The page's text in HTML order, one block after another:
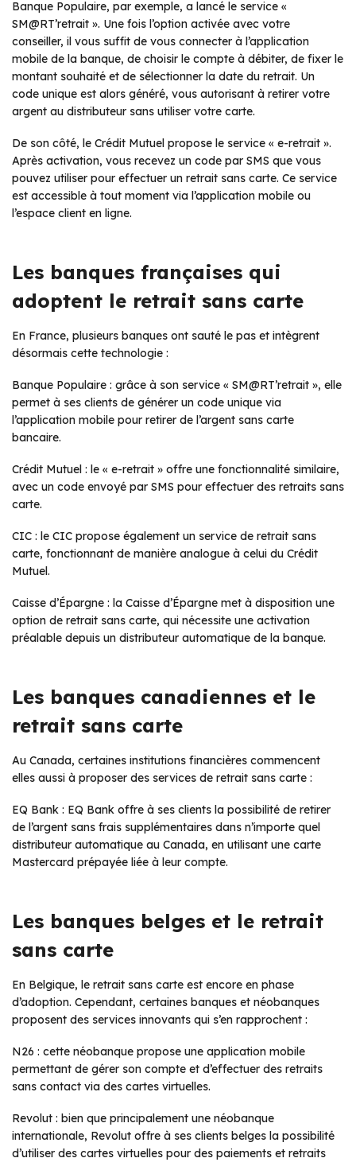
Banque Populaire, par exemple, a lancé le service «
SM@RT’retrait ». Une fois l’option activée avec votre
conseiller, il vous suffit de vous connecter à l’application
mobile de la banque, de choisir le compte à débiter, de fixer le
montant souhaité et de sélectionner la date du retrait. Un
code unique est alors généré, vous autorisant à retirer votre
argent au distributeur sans utiliser votre carte.
De son côté, le Crédit Mutuel propose le service « e-retrait ».
Après activation, vous recevez un code par SMS que vous
pouvez utiliser pour effectuer un retrait sans carte. Ce service
est accessible à tout moment via l’application mobile ou
l’espace client en ligne.
Les banques françaises qui
adoptent le retrait sans carte
En France, plusieurs banques ont sauté le pas et intègrent
désormais cette technologie :
Banque Populaire : grâce à son service « SM@RT’retrait », elle
permet à ses clients de générer un code unique via
l’application mobile pour retirer de l’argent sans carte
bancaire.
Crédit Mutuel : le « e-retrait » offre une fonctionnalité similaire,
avec un code envoyé par SMS pour effectuer des retraits sans
carte.
CIC : le CIC propose également un service de retrait sans
carte, fonctionnant de manière analogue à celui du Crédit
Mutuel.
Caisse d’Épargne : la Caisse d’Épargne met à disposition une
option de retrait sans carte, qui nécessite une activation
préalable depuis un distributeur automatique de la banque.
Les banques canadiennes et le
retrait sans carte
Au Canada, certaines institutions financières commencent
elles aussi à proposer des services de retrait sans carte :
EQ Bank : EQ Bank offre à ses clients la possibilité de retirer
de l’argent sans frais supplémentaires dans n’importe quel
distributeur automatique au Canada, en utilisant une carte
Mastercard prépayée liée à leur compte.
Les banques belges et le retrait
sans carte
En Belgique, le retrait sans carte est encore en phase
d’adoption. Cependant, certaines banques et néobanques
proposent des services innovants qui s’en rapprochent :
N26 : cette néobanque propose une application mobile
permettant de gérer son compte et d’effectuer des retraits
sans contact via des cartes virtuelles.
Revolut : bien que principalement une néobanque
internationale, Revolut offre à ses clients belges la possibilité
d’utiliser des cartes virtuelles pour des paiements et retraits